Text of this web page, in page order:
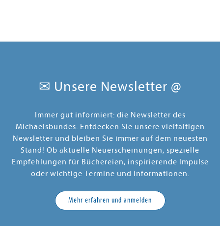
✉ Unsere Newsletter @
Immer gut informiert: die Newsletter des
Michaelsbundes. Entdecken Sie unsere vielfältigen
Newsletter und bleiben Sie immer auf dem neuesten
Stand! Ob aktuelle Neuerscheinungen, spezielle
Empfehlungen für Büchereien, inspirierende Impulse
oder wichtige Termine und Informationen.
Mehr erfahren und anmelden